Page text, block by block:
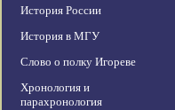
История России
История в МГУ
Слово о полку Игореве
Хронология и
парахронология